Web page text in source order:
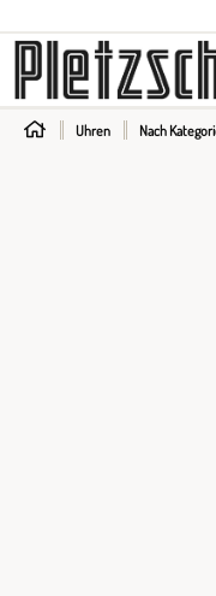
Maurice Lacroix
Gellner
Uhren Nach